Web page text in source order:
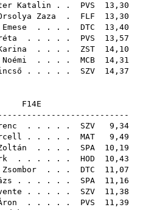
Katalin . . PVS 13,30
Zaza . FLF 13,30
. . . . DTC 13,40
. . . . . PVS 13,57
. . . . ZST 14,10
. . . . MCB 14,31
. . . . . SZV 14,37
F14E
. . . . . SZV 9,34
. . . . . MAT 9,49
. . . . SPA 10,19
. . . . . . HOD 10,43
. . . DTC 11,07
. . . . . . SPA 11,16
. . . . . SZV 11,38
. . . . . PVS 11,39